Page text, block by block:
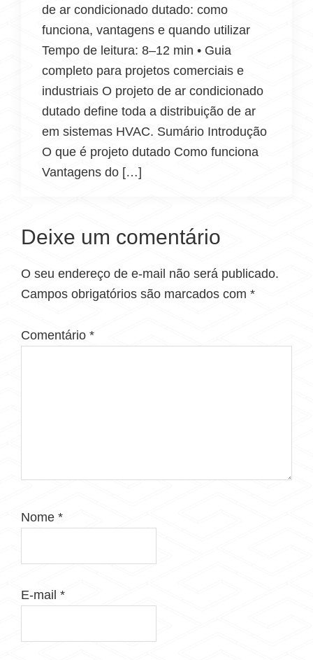
de ar condicionado dutado: como
funciona, vantagens e quando utilizar
Tempo de leitura: 8–12 min • Guia
completo para projetos comerciais e
industriais O projeto de ar condicionado
dutado define toda a distribuição de ar
em sistemas HVAC. Sumário Introdução
O que é projeto dutado Como funciona
Vantagens do […]
Deixe um comentário
O seu endereço de e-mail não será publicado.
Campos obrigatórios são marcados com *
Comentário *
Nome *
E-mail *